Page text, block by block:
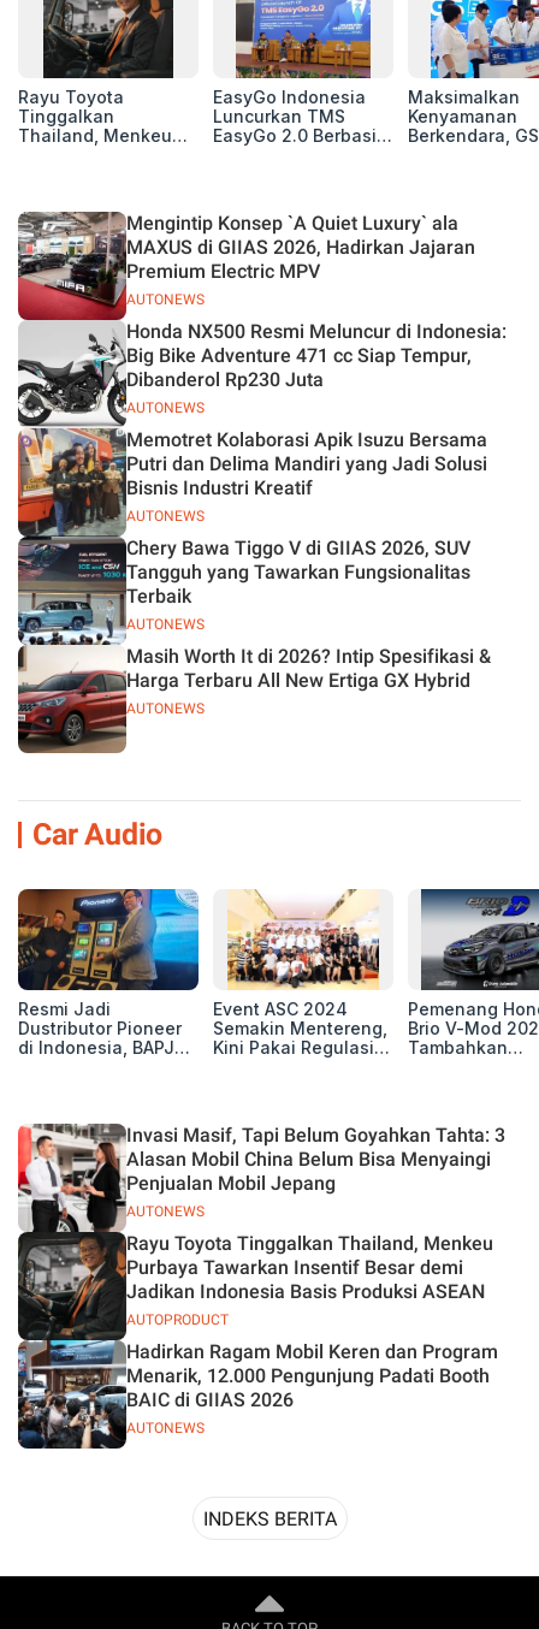
Rayu Toyota
Tinggalkan
Thailand, Menkeu
Basis Produksi
ASEAN
EasyGo Indonesia
Luncurkan TMS
EasyGo 2.0 Berbasis
Maksimalkan
Kenyamanan
Berkendara,
2026
AUTONEWS
Mengintip Konsep `A Quiet Luxury` ala
MAXUS di GIIAS 2026, Hadirkan Jajaran
Premium Electric MPV
AUTONEWS
Honda NX500 Resmi Meluncur di Indonesia:
Big Bike Adventure 471 cc Siap Tempur,
Dibanderol Rp230 Juta
AUTONEWS
Memotret Kolaborasi Apik Isuzu Bersama
Putri dan Delima Mandiri yang Jadi Solusi
Bisnis Industri Kreatif
AUTONEWS
Chery Bawa Tiggo V di GIIAS 2026, SUV
Tangguh yang Tawarkan Fungsionalitas
Terbaik
AUTONEWS
Masih Worth It di 2026? Intip Spesifikasi &
Harga Terbaru All New Ertiga GX Hybrid
Car Audio
Resmi Jadi
Dustributor Pioneer
di Indonesia, BAPJ
Event ASC 2024
Semakin Mentereng,
Kini Pakai Regulasi
Pemenang
Brio V-Mod
Tambahkan
AUTONEWS
Invasi Masif, Tapi Belum Goyahkan Tahta: 3
Alasan Mobil China Belum Bisa Menyaingi
Penjualan Mobil Jepang
AUTOPRODUCT
Rayu Toyota Tinggalkan Thailand, Menkeu
Purbaya Tawarkan Insentif Besar demi
Jadikan Indonesia Basis Produksi ASEAN
AUTONEWS
Hadirkan Ragam Mobil Keren dan Program
Menarik, 12.000 Pengunjung Padati Booth
BAIC di GIIAS 2026
INDEKS BERITA